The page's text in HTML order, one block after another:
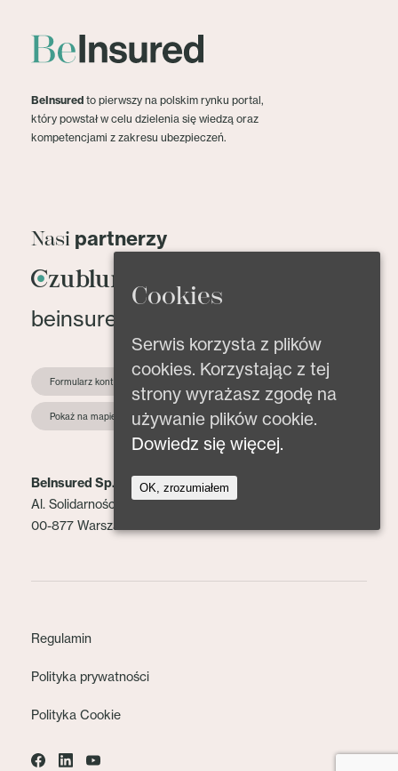
BeInsured to pierwszy na polskim rynku portal,
który powstał w celu dzielenia się wiedzą oraz
kompetencjami z zakresu ubezpieczeń.
Nasi partnerzy
beinsured@beinsured.pl
Formularz kontaktowy
Pokaż na mapie
BeInsured Sp. z o.o.
Al. Solidarności 153 lok. 2
00-877 Warszawa
Regulamin
Polityka prywatności
Polityka Cookie
Cookies
Serwis korzysta z plików
cookies. Korzystając z tej
strony wyrażasz zgodę na
używanie plików cookie.
Dowiedz się więcej.
OK, zrozumiałem